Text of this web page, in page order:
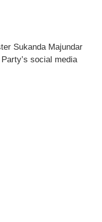
Sukanda Majundar
social media